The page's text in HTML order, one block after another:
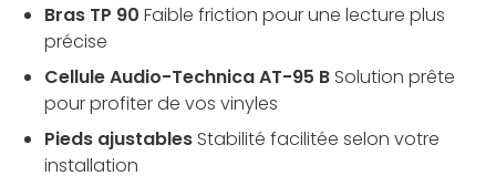
Bras TP 90 Faible friction pour une lecture plus
précise
Cellule Audio-Technica AT-95 B Solution prête
pour profiter de vos vinyles
Pieds ajustables Stabilité facilitée selon votre
installation